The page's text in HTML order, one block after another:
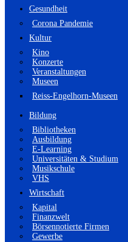
Gesundheit
Corona Pandemie
Kultur
Kino
Konzerte
Veranstaltungen
Museen
Reiss-Engelhorn-Museen
Bildung
Bibliotheken
Ausbildung
E-Learning
Universitäten & Studium
Musikschule
VHS
Wirtschaft
Kapital
Finanzwelt
Börsennotierte Firmen
Gewerbe